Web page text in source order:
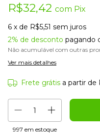
R$32,42 com Pix
6 x de R$5,51 sem juros
2% de desconto pagando
Não acumulável com outras
Ver mais detalhes
Frete grátis a partir de
997 em estoque